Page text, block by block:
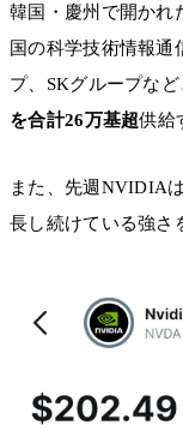
韓国・慶州で開かれ
国の科学技術情報通
プ、SKグループなど
を合計26万基超供給
また、先週NVIDIA
長し続けている強さ